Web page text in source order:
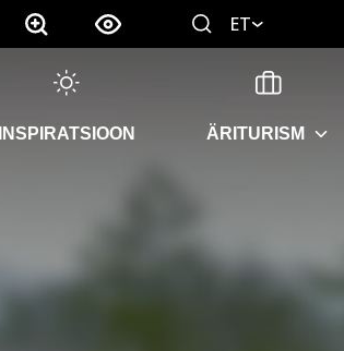
ET
INSPIRATSIOON ÄRITURISM